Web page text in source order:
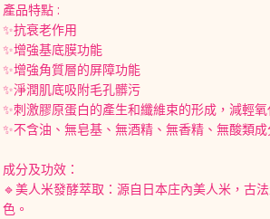
產品特點 :
✨抗衰老作用
✨增強基底膜功能
✨增強角質層的屏障功能
✨淨潤肌底吸附毛孔髒污
✨刺激膠原蛋白的產生和纖維束的形成，減輕
✨不含油、無皂基、無酒精、無香精、無酸類
成分及功效：
🔹美人米發酵萃取：源自日本庄內美人米，古
色。